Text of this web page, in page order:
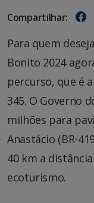
Compartilhar:
Para quem
Bonito 2024
percurso, que é
345. O Governo
milhões para
Anastácio (BR-
40 km a
ecoturismo.